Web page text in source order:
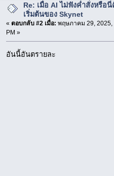
Re: เมื่อ AI ไม่ฟังค่ำสั่งหรือ
เริ่มต้นของ Skynet
« ตอบกลับ #2 เมื่อ: พฤษภาคม 29, 2025,
PM »
อันนี้อันตรายละ